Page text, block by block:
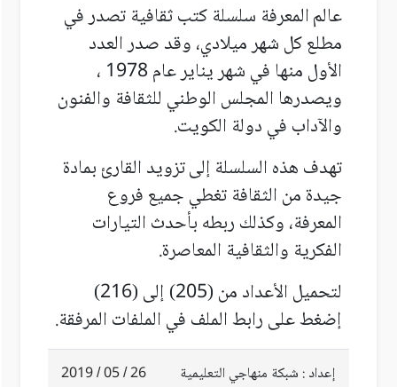
عالمالمعرفة سلسلة كتب ثقافية تصدر في
مطلع كل شهر ميلادي، وقد صدر العدد
الأول منها في شهر يناير عام 1978 ،
ويصدرها المجلس الوطني للثقافة والفنون
والآداب في دولة الكويت.
تهدف هذه السلسلةإلىتزويد القارئ بمادة
جيدة من الثقافة تغطي جميع فروع
المعرفة، وكذلك ربطه بأحدث التيارات
الفكرية والثقافية المعاصرة.
لتحميل الأعداد من (205) إلى (216)
إضغط على رابط الملف في الملفات المرفقة.
إعداد : شبكة منهاجي التعليمية 26 / 05 / 2019